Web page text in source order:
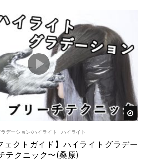
後
ラデーション/ハイライト ハイライト
ェクトガイド】ハイライトグラデー
テクニック〜(桑原)